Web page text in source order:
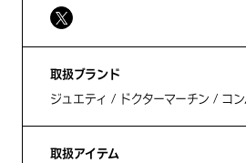
取扱ブランド
ジュエティ / ドクターマーチン / コ
取扱アイテム